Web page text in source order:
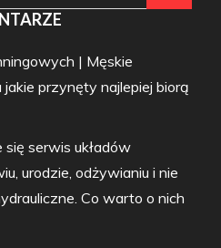
| Męskie
jakie przynęty najlepiej biorą
serwis układów
urodzie, odżywianiu i nie
Co warto o nich